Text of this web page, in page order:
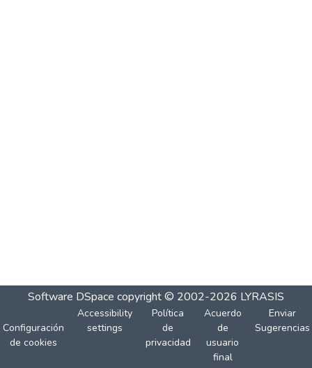
Software DSpace copyright © 2002-2026 LYRASIS
Configuración
de cookies
Accessibility
settings
Política
de
privacidad
Acuerdo
de
usuario
final
Enviar
Sugerencias